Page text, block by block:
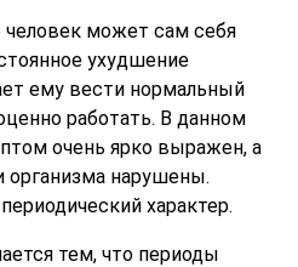
человек может сам себя
ухудшение
ему вести нормальный
работать. В данном
очень ярко выражен, а
нарушены.
характер.
тем, что периоды